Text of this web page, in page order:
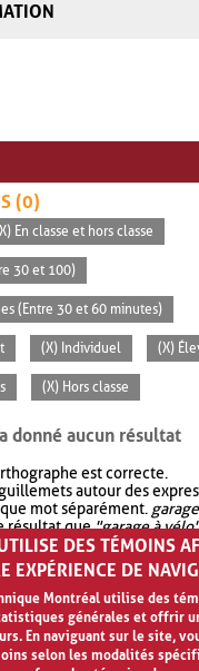
(0)
En classe et hors classe
30 et 100)
(Entre 30 et 60 minutes)
(X) Individuel (X)
(X) Hors classe
donné aucun résultat
est correcte.
autour des
mot séparément.
résultat que"garage à vélo"
votre recherche avec OR
plus de résultat que
DES TÉMOINS
EXPÉRIENCE DE
Montréal utilise des
générales et offrir
En naviguant sur le site,
selon les modalités